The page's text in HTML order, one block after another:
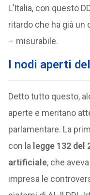
L’Italia, con questo
ritardo che ha già
– misurabile.
I nodi aperti
Detto tutto questo,
aperte e meritano
parlamentare. La
con la legge 132 del
artificiale, che
impresa le